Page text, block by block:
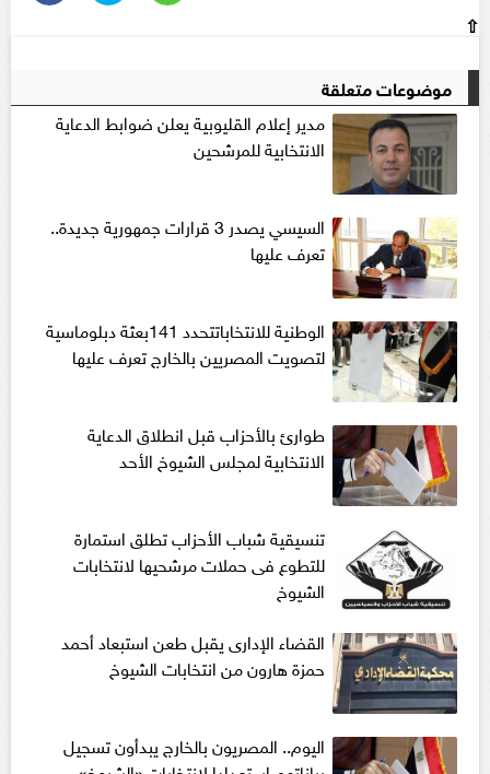
⇧
موضوعات متعلقة
مدير إعلام القليوبية يعلن ضوابط الدعاية
الانتخابية للمرشحين
السيسي يصدر 3 قرارات جمهورية جديدة..
تعرف عليها
الوطنية للانتخاباتتحدد 141بعثة دبلوماسية
لتصويت المصريين بالخارج تعرف عليها
طوارئ بالأحزاب قبل انطلاق الدعاية
الانتخابية لمجلس الشيوخ الأحد
تنسيقية شباب الأحزاب تطلق استمارة
للتطوع فى حملات مرشحيها لانتخابات
الشيوخ
القضاء الإدارى يقبل طعن استبعاد أحمد
حمزة هارون من انتخابات الشيوخ
اليوم.. المصريون بالخارج يبدأون تسجيل